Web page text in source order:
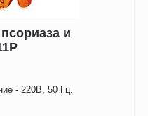
и
- 220В, 50 Гц.